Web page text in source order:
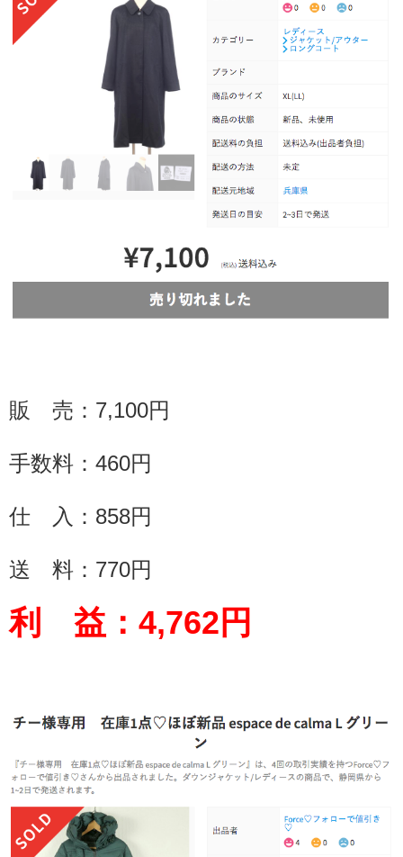
販 売： 7,100円
手数料： 460円
仕 入：858円
送 料： 770円
利 益： 4,762円